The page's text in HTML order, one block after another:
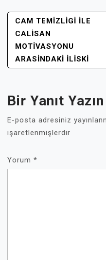
YAZI
GEZINMESI
CAM TEMIZLIGI İLE
CALISAN
MOTIVASYONU
ARASINDAKI İLISKI
Bir Yanıt Yazın
E-posta adresiniz
işaretlenmişlerdir
Yorum *